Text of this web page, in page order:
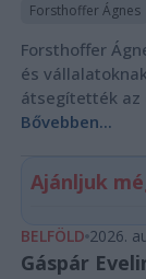
Forsthoffer Ágnes
Forsthoffer
és
átsegítették az
Bővebben...
Ajánljuk
BELFÖLD 2026.
Gáspár